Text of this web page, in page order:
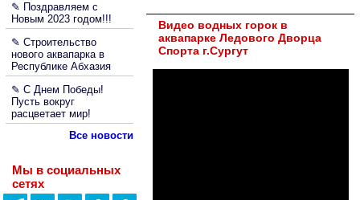
✎ Поздравляем с
Новым 2023 годом!!!
✎ Строительство
нового аквапарка в
Республике Абхазия
✎ С Днем Победы!
Пусть вокруг
расцветает мир!
Все новости
Мы в социальных
сетях
Видео водных горок в
аквапарке Ледового Дворца
Спорта г.Сургут